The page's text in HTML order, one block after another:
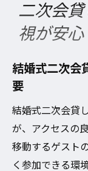
二次会
視が安心
結婚式二次会
要
結婚式二次会貸
が、アクセスの
移動するゲスト
く参加できる環